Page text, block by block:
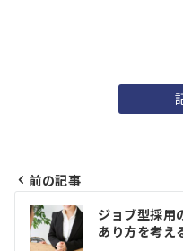
投
稿
前の記事
ジョブ型採用
あり方を考え